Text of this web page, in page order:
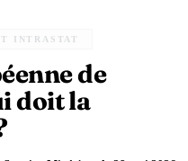
INTRASTAT
de
doit la